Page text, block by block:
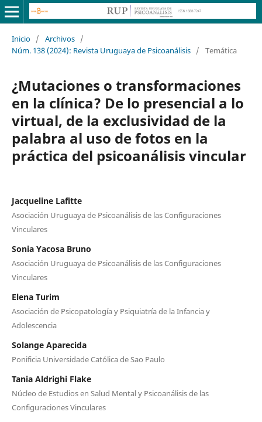
Inicio / Archivos /
Núm. 138 (2024): Revista Uruguaya de Psicoanálisis / Temática
¿Mutaciones o transformaciones
en la clínica? De lo presencial a lo
virtual, de la exclusividad de la
palabra al uso de fotos en la
práctica del psicoanálisis vincular
Jacqueline Lafitte
Asociación Uruguaya de Psicoanálisis de las Configuraciones
Vinculares
Sonia Yacosa Bruno
Asociación Uruguaya de Psicoanálisis de las Configuraciones
Vinculares
Elena Turim
Asociación de Psicopatología y Psiquiatría de la Infancia y
Adolescencia
Solange Aparecida
Ponificia Universidade Católica de Sao Paulo
Tania Aldrighi Flake
Núcleo de Estudios en Salud Mental y Psicoanálisis de las
Configuraciones Vinculares